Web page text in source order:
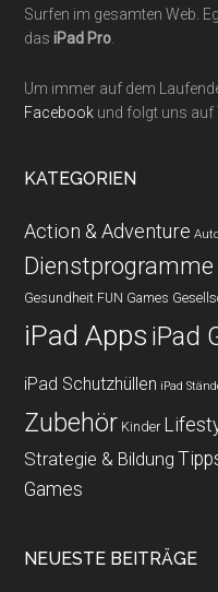
Surfen im gesamten Web.
dasiPad Pro
Um immer auf dem
Facebook und folgt uns auf
KATEGORIEN
Action & Adventure
Dienstprogramme
Gesundheit FUN Games
iPad Apps iPad
iPad Schutzhüllen iPad
Zubehör Kinder
Strategie & Bildung
Games
NEUESTE BEITRÄGE